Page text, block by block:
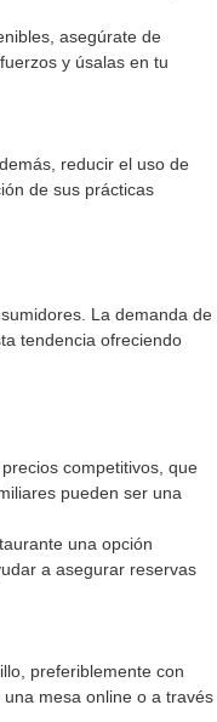
asegúrate de
y úsalas en tu
reducir el uso de
de sus prácticas
La demanda de
tendencia ofreciendo
competitivos, que
pueden ser una
una opción
a asegurar reservas
preferiblemente con
mesa online o a través